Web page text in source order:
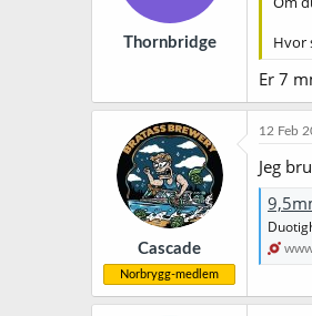
Thornbridge
Hvor
Er 7
Cascade
Norbrygg-medlem
12 Feb
Jeg